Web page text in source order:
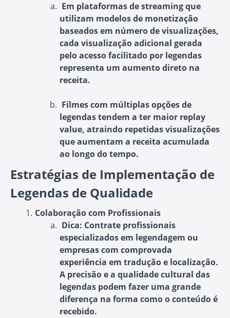
Em plataformas de streaming que
utilizam modelos de monetização
baseados em número de visualizações,
cada visualização adicional gerada
pelo acesso facilitado por legendas
representa um aumento direto na
receita.
Filmes com múltiplas opções de
legendas tendem a ter maior replay
value, atraindo repetidas visualizações
que aumentam a receita acumulada
ao longo do tempo.
Estratégias de Implementação de
Legendas de Qualidade
Colaboração com Profissionais
Dica: Contrate profissionais
especializados em legendagem ou
empresas com comprovada
experiência em tradução e localização.
A precisão e a qualidade cultural das
legendas podem fazer uma grande
diferença na forma como o conteúdo é
recebido.